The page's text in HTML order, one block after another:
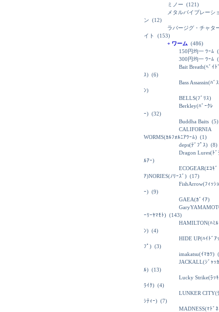
ミノー (121)
メタルバイブレーシ
ン (12)
ラバージグ・チャタ
イト
(153)
+ ワーム (486)
150円均一 ﾜｰﾑ
300円均一 ﾜｰﾑ
Bait Breath(ﾍﾞｲﾄ
ｽ) (6)
Bass Assassin(ﾊﾞ
ﾝ)
BELLS(ﾌﾞﾘｽ)
Berkley(ﾊﾞｰｸﾚ
ｰ) (32)
Buddha Baits (5)
CALIFORNIA
WORMS(ｶﾙﾌｫﾙﾆｱﾜｰﾑ) (1)
deps(ﾃﾞﾌﾟｽ) (8)
Dragon Lures(ﾄﾞ
ﾙｱｰ)
ECOGEAR(ｴｺｷﾞ
ｱ)NORIES(ﾉﾘｰｽﾞ) (17)
FishArrow(ﾌｨｯｼ
ｰ) (9)
GAEA(ｶﾞｲｱ)
ｰﾘｰﾔﾏﾓﾄ) (143)
HAMILTON(ﾊﾐﾙ
ﾝ) (4)
HIDE UP(ﾊｲﾄﾞｱｯ
ﾌﾟ) (3)
imakatsu(ｲﾏｶﾂ)
JACKALL(ｼﾞｬｯｶ
ﾙ) (13)
Lucky Strike(ﾗｯ
ﾗｲｸ) (4)
LUNKER CITY(
ｼﾃｨｰ) (7)
MADNESS(ﾏﾄﾞﾈ